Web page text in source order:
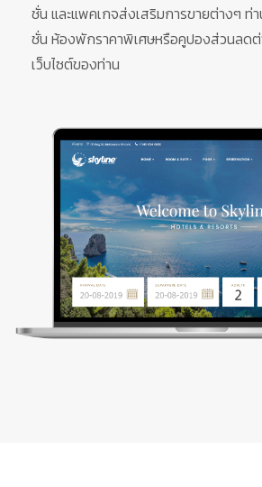
ชั่น และแพคเกจส่งเสริมการขายต่างๆ ท่
ชั่น ห้องพักราคาพิเศษหรือคูปองส่วนลดต่
เว็บไซต์ของท่าน